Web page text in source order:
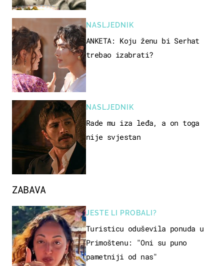
ZABAVA
JESTE LI PROBALI?
Turisticu oduševila ponuda u
Primoštenu: "Oni su puno
pametniji od nas"
NASLJEDNIK
ANKETA: Koju ženu bi Serhat
trebao izabrati?
NASLJEDNIK
Rade mu iza leđa, a on toga
nije svjestan